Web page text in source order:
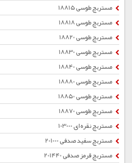
مستربچ طوسی 18815
مستربچ طوسی 18818
مستربچ طوسی 18820
مستربچ طوسی 18830
مستربچ طوسی 18840
مستربچ طوسی 18880
مستربچ طوسی 18850
مستربچ طوسی 18870
مستربچ نقره ای 103000
مستربچ سفید صدفی 201000
مستربچ قرمز صدفی 201440